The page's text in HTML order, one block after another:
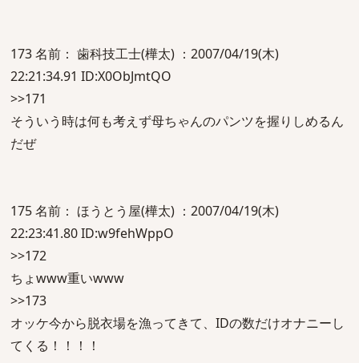
173 名前： 歯科技工士(樺太) ：2007/04/19(木)
22:21:34.91 ID:X0ObJmtQO
>>171
そういう時は何も考えず母ちゃんのパンツを握りしめるん
だぜ
175 名前： ほうとう屋(樺太) ：2007/04/19(木)
22:23:41.80 ID:w9fehWppO
>>172
ちょwww重いwww
>>173
オッケ今から脱衣場を漁ってきて、IDの数だけオナニーし
てくる！！！！